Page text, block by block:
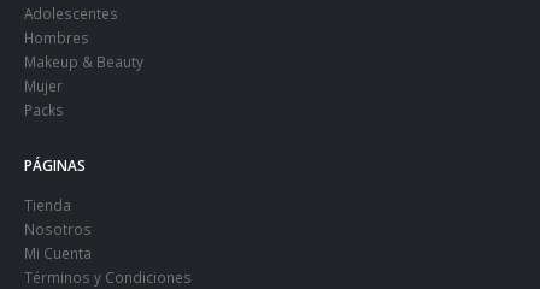
Adolescentes
Hombres
Makeup & Beauty
Mujer
Packs
PÁGINAS
Tienda
Nosotros
Mi Cuenta
Términos y Condiciones